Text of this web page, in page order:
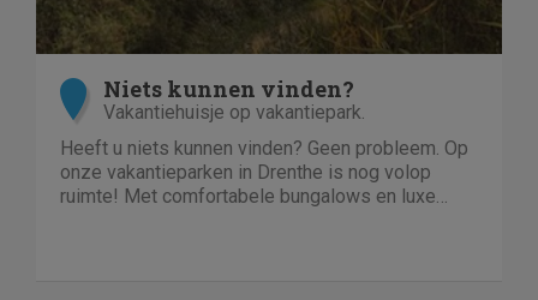
Niets kunnen vinden?
Vakantiehuisje op vakantiepark.
Heeft u niets kunnen vinden? Geen probleem. Op
onze vakantieparken in Drenthe is nog volop
ruimte! Met comfortabele bungalows en luxe